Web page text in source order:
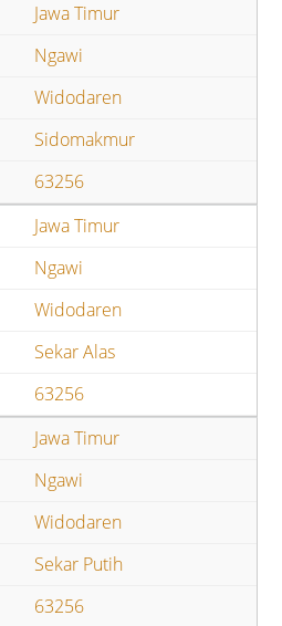
Jawa Timur
Ngawi
Widodaren
Sidomakmur
63256
Jawa Timur
Ngawi
Widodaren
Sekar Alas
63256
Jawa Timur
Ngawi
Widodaren
Sekar Putih
63256